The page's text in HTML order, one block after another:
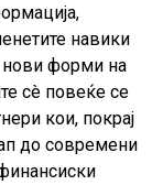
навики
нови форми на
сè повеќе се
кои, покрај
до современи